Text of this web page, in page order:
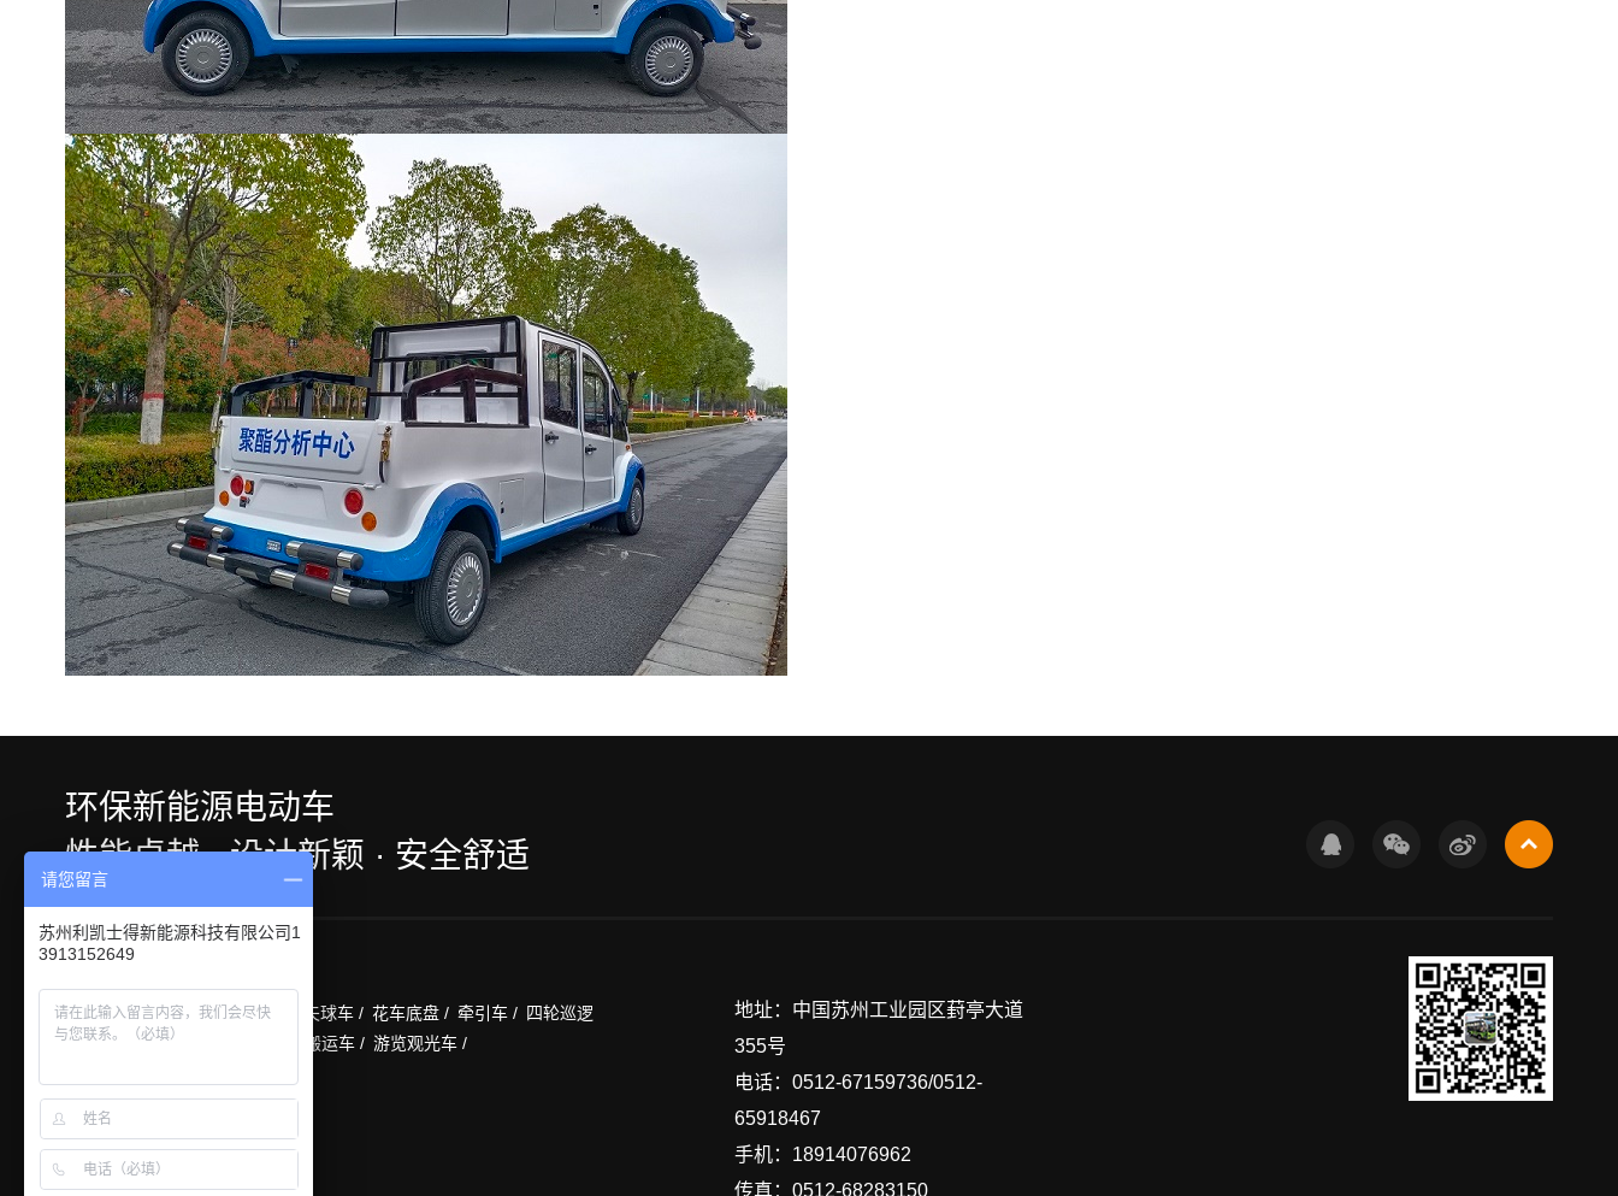
环保新能源电动车
性能卓越 · 设计新颖 · 安全舒适
电动改装车 /电瓶老爷车 /高尔夫球车 / 花车底盘 / 牵引车 / 四轮巡逻
车 /箱式货车 / 蓄电池搬运车 / 游览观光车 /
更多 >>
地址：中国苏州工业园区葑亭大道
355号
电话：0512-67159736/0512-
65918467
手机：18914076962
传真：0512-68283150
请您留言
苏州利凯士得新能源科技有限公司1
3913152649